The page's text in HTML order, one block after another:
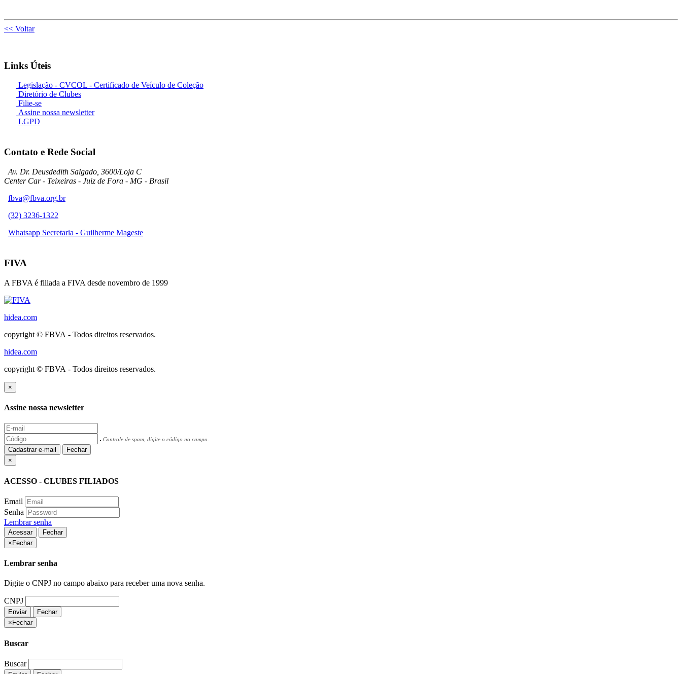
<< Voltar
Links Úteis
Legislação - CVCOL - Certificado de Veículo de Coleção
Diretório de Clubes
Filie-se
Assine nossa newsletter
LGPD
Contato e Rede Social
Av. Dr. Deusdedith Salgado, 3600/Loja C
Center Car - Teixeiras - Juiz de Fora - MG - Brasil
fbva@fbva.org.br
(32) 3236-1322
Whatsapp Secretaria - Guilherme Mageste
FIVA
A FBVA é filiada a FIVA desde novembro de 1999
hidea.com
copyright © FBVA - Todos direitos reservados.
hidea.com
copyright © FBVA - Todos direitos reservados.
×
Assine nossa newsletter
Controle de spam, digite o código no campo.
Cadastrar e-mail
Fechar
×
ACESSO - CLUBES FILIADOS
Email
Senha
Lembrar senha
Acessar
Fechar
× Fechar
Lembrar senha
Digite o CNPJ no campo abaixo para receber uma nova senha.
CNPJ
Enviar
Fechar
× Fechar
Buscar
Buscar